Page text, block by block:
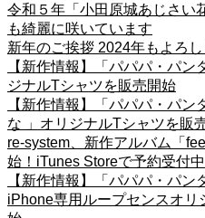
令和５年「小田原城あじさい
も綺麗に咲いています
新年のご挨拶 2024年もよろし
【新作情報】「パパパ・パン
ジナルTシャツを販売開始
【新作情報】「パパパ・パ
な 」オリジナルTシャツを販
re-system、新作アルバム「
始！iTunes Storeで予約受付中
【新作情報】「パパパ・パン
iPhone専用ループセンスオリ